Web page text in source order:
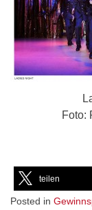
Foto:
teilen
Posted in